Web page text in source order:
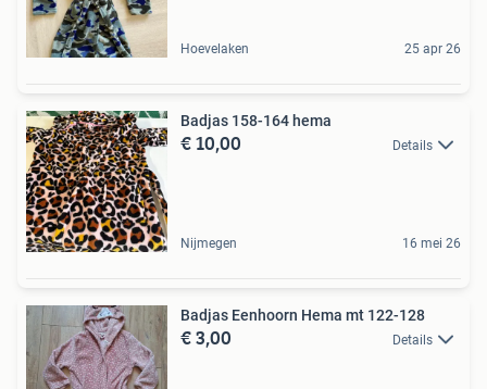
Hoevelaken 25 apr 26
Badjas 158-164 hema
€ 10,00 Details
Nijmegen 16 mei 26
Badjas Eenhoorn Hema mt 122-128
€ 3,00 Details